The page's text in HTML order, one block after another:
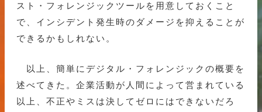
スト・フォレンジックツールを用意しておくこと
で、インシデント発生時のダメージを抑えることが
できるかもしれない。
以上、簡単にデジタル・フォレンジックの概要を
述べてきた。企業活動が人間によって営まれている
以上、不正やミスは決してゼロにはできないだろ